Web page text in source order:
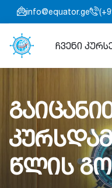
info@equator.ge
ჩვენი
წლის